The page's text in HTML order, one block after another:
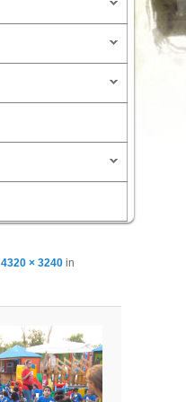
4320 × 3240in